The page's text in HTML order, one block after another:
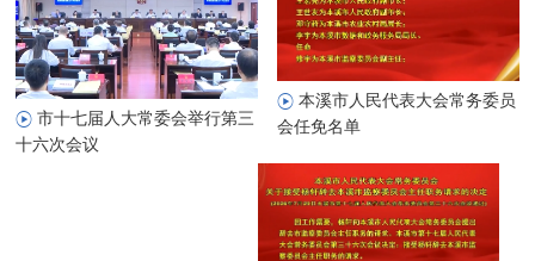
市十七届人大常委会举行第三
十六次会议
本溪市人民代表大会常务委员
会任免名单